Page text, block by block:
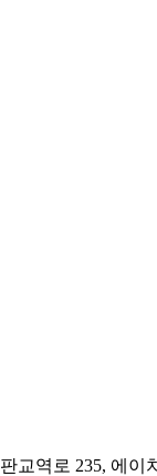
교역로 235, 에이